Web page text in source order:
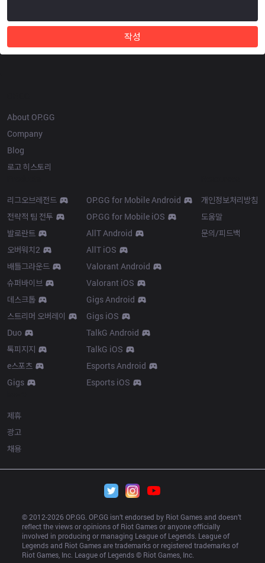
작성
About OP.GG
Company
Blog
로고 히스토리
리그오브레전드
전략적 팀 전투
발로란트
오버워치2
배틀그라운드
슈퍼바이브
데스크톱
스트리머 오버레이
Duo
톡피지지
e스포츠
Gigs
OP.GG for Mobile Android
OP.GG for Mobile iOS
AllT Android
AllT iOS
Valorant Android
Valorant iOS
Gigs Android
Gigs iOS
TalkG Android
TalkG iOS
Esports Android
Esports iOS
개인정보처리방침
도움말
문의/피드백
제휴
광고
채용
© 2012-2026 OP.GG. OP.GG isn’t endorsed by Riot Games and doesn’t
reflect the views or opinions of Riot Games or anyone officially
involved in producing or managing League of Legends. League of
Legends and Riot Games are trademarks or registered trademarks of
Riot Games, Inc. League of Legends © Riot Games, Inc.